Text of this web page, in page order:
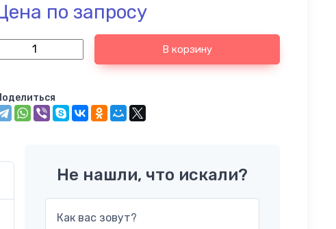
по запросу
В корзину
Не нашли, что искали?
Как вас зовут?